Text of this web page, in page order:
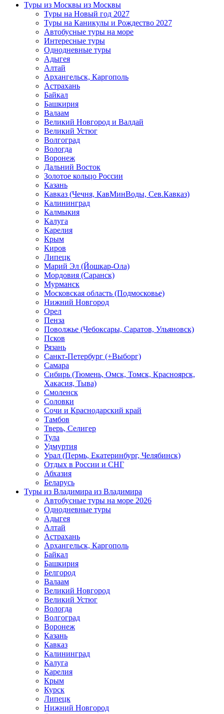
Туры из Москвы из Москвы
Туры на Новый год 2027
Туры на Каникулы и Рождество 2027
Автобусные туры на море
Интересные туры
Однодневные туры
Адыгея
Алтай
Архангельск, Каргополь
Астрахань
Байкал
Башкирия
Валаам
Великий Новгород и Валдай
Великий Устюг
Волгоград
Вологда
Воронеж
Дальний Восток
Золотое кольцо России
Казань
Кавказ (Чечня, КавМинВоды, Сев.Кавказ)
Калининград
Калмыкия
Калуга
Карелия
Крым
Киров
Липецк
Марий Эл (Йошкар-Ола)
Мордовия (Саранск)
Мурманск
Московская область (Подмосковье)
Нижний Новгород
Орел
Пенза
Поволжье (Чебоксары, Саратов, Ульяновск)
Псков
Рязань
Санкт-Петербург (+Выборг)
Самара
Сибирь (Тюмень, Омск, Томск, Красноярск,
Хакасия, Тыва)
Смоленск
Соловки
Сочи и Краснодарский край
Тамбов
Тверь, Селигер
Тула
Удмуртия
Урал (Пермь, Екатеринбург, Челябинск)
Отдых в России и СНГ
Абхазия
Беларусь
Туры из Владимира из Владимира
Автобусные туры на море 2026
Однодневные туры
Адыгея
Алтай
Астрахань
Архангельск, Каргополь
Байкал
Башкирия
Белгород
Валаам
Великий Новгород
Великий Устюг
Вологда
Волгоград
Воронеж
Казань
Кавказ
Калининград
Калуга
Карелия
Крым
Курск
Липецк
Нижний Новгород